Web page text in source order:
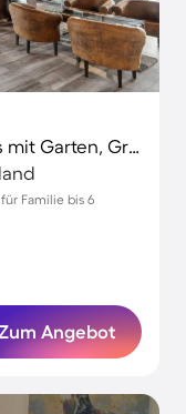
Familienorientiertes Ferienhaus mit Garten, Grill und Sauna
Familie bis 6
Angebot